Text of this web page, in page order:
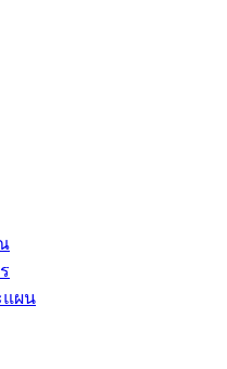
แผน